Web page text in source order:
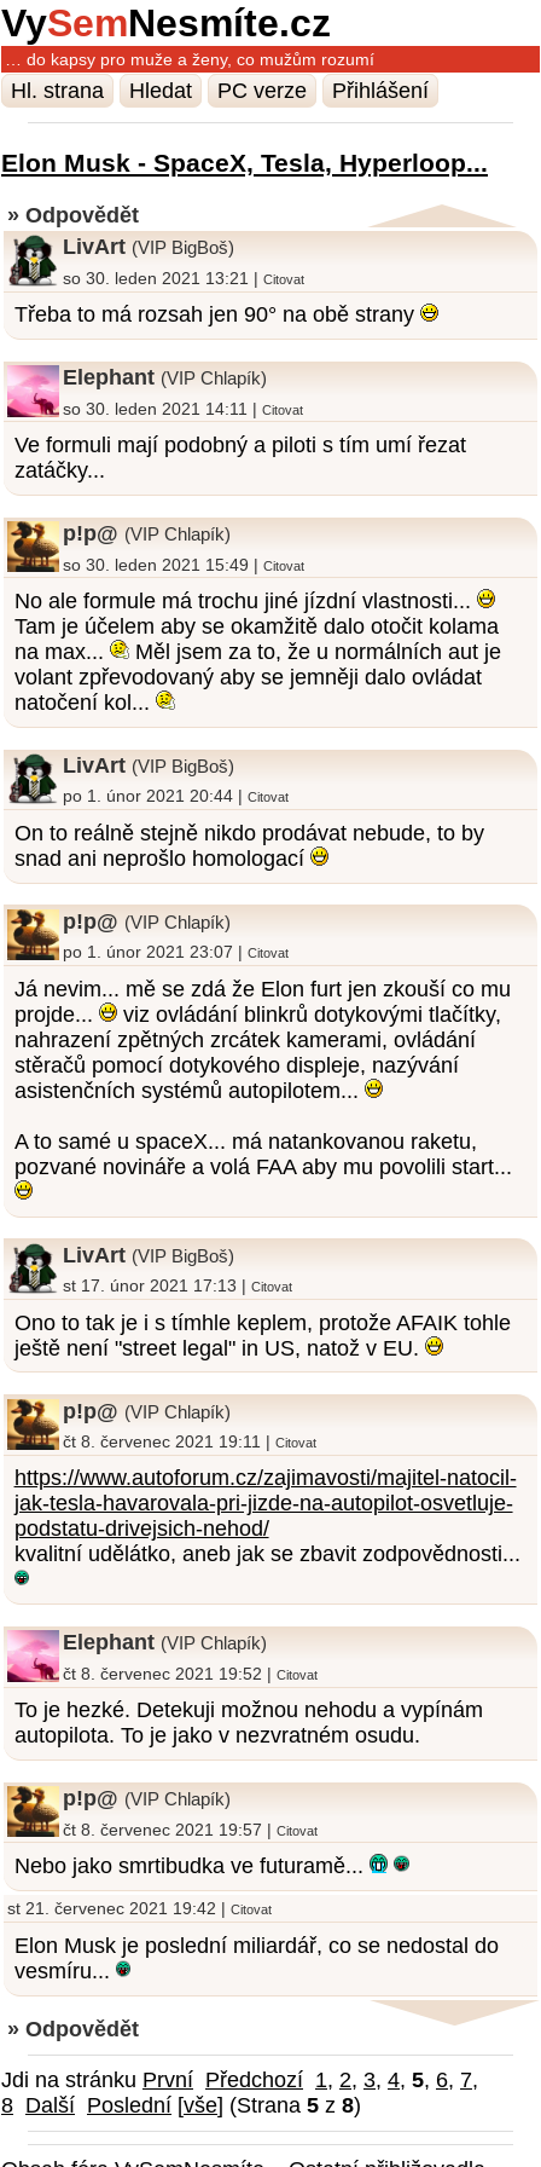
VySemNesmíte.cz
… do kapsy pro muže a ženy, co mužům rozumí
Hl. strana Hledat PC verze Přihlášení
Elon Musk - SpaceX, Tesla, Hyperloop...
» Odpovědět
LivArt (VIP BigBoš)
so 30. leden 2021 13:21 |Citovat
Třeba to má rozsah jen 90° na obě strany
Elephant (VIP Chlapík)
so 30. leden 2021 14:11 |Citovat
Ve formuli mají podobný a piloti s tím umí řezat
zatáčky...
p!p@ (VIP Chlapík)
so 30. leden 2021 15:49 |Citovat
No ale formule má trochu jiné jízdní vlastnosti...
Tam je účelem aby se okamžitě dalo otočit kolama
na max...
Měl jsem za to, že u normálních aut je
volant zpřevodovaný aby se jemněji dalo ovládat
natočení kol...
LivArt (VIP BigBoš)
po 1. únor 2021 20:44 |Citovat
On to reálně stejně nikdo prodávat nebude, to by
snad ani neprošlo homologací
p!p@ (VIP Chlapík)
po 1. únor 2021 23:07 |Citovat
Já nevim... mě se zdá že Elon furt jen zkouší co mu
projde...
viz ovládání blinkrů dotykovými tlačítky,
nahrazení zpětných zrcátek kamerami, ovládání
stěračů pomocí dotykového displeje, nazývání
asistenčních systémů autopilotem...
A to samé u spaceX... má natankovanou raketu,
pozvané novináře a volá FAA aby mu povolili start...
LivArt (VIP BigBoš)
st 17. únor 2021 17:13 |Citovat
Ono to tak je i s tímhle keplem, protože AFAIK tohle
ještě není "street legal" in US, natož v EU.
p!p@ (VIP Chlapík)
čt 8. červenec 2021 19:11 |Citovat
https://www.autoforum.cz/zajimavosti/majitel-natocil-
jak-tesla-havarovala-pri-jizde-na-autopilot-osvetluje-
podstatu-drivejsich-nehod/
kvalitní udělátko, aneb jak se zbavit zodpovědnosti...
Elephant (VIP Chlapík)
čt 8. červenec 2021 19:52 |Citovat
To je hezké. Detekuji možnou nehodu a vypínám
autopilota. To je jako v nezvratném osudu.
p!p@ (VIP Chlapík)
čt 8. červenec 2021 19:57 |Citovat
Nebo jako smrtibudka ve futuramě...
st 21. červenec 2021 19:42 | Citovat
Elon Musk je poslední miliardář, co se nedostal do
vesmíru...
» Odpovědět
Jdi na stránku První Předchozí 1, 2, 3, 4, 5, 6, 7,
8 Další Poslední [vše] (Strana 5 z 8)